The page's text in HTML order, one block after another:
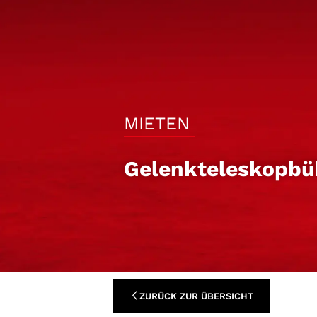
MIETEN
ZURÜCK ZUR ÜBERSICHT